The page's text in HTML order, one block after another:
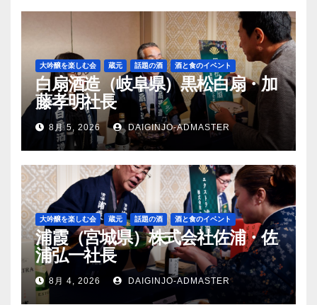
大吟醸を楽しむ会 蔵元 話題の酒 酒と食のイベント
白扇酒造（岐阜県）黒松白扇・加
藤孝明社長
8月 5, 2026 DAIGINJO-ADMASTER
大吟醸を楽しむ会 蔵元 話題の酒 酒と食のイベント
浦霞（宮城県）株式会社佐浦・佐
浦弘一社長
8月 4, 2026 DAIGINJO-ADMASTER